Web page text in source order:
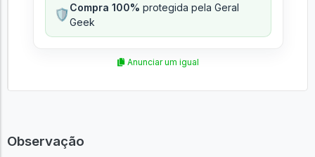
🛡️Compra 100% protegida pela Geral
Geek
Anunciar um igual
Observação